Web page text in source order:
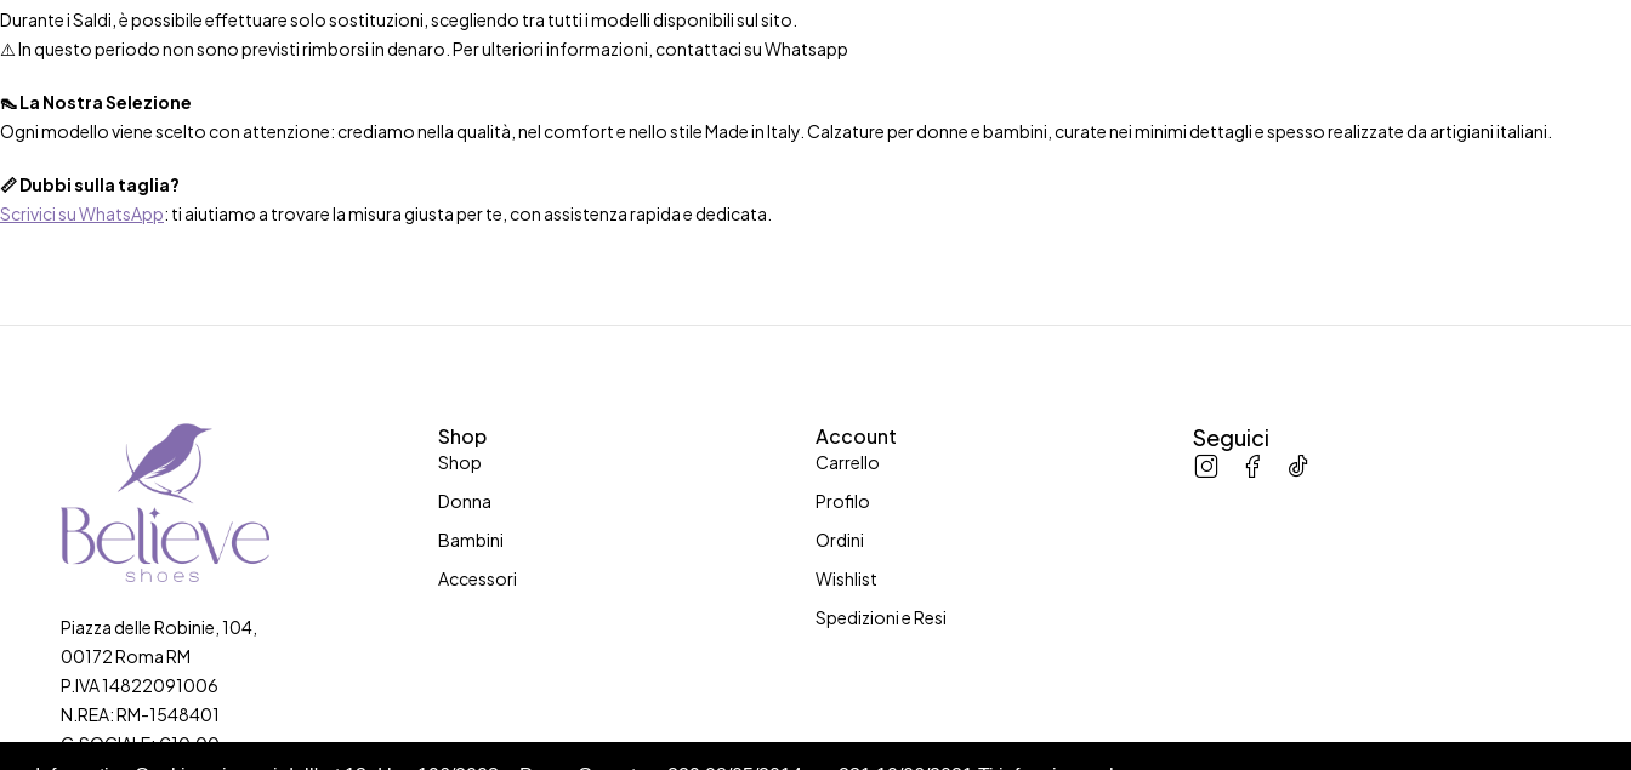
Durante i Saldi, è possibile effettuare solo sostituzioni, scegliendo tra tutti i modelli disponibili sul sito.
⚠️ In questo periodo non sono previsti rimborsi in denaro. Per ulteriori informazioni, contattaci su Whatsapp
👠 La Nostra Selezione
Ogni modello viene scelto con attenzione: crediamo nella qualità, nel comfort e nello stile Made in Italy. Calzature per donne e bambini, curate nei minimi dettagli e spesso realizzate da artigiani italiani.
📏 Dubbi sulla taglia?
Scrivici su WhatsApp: ti aiutiamo a trovare la misura giusta per te, con assistenza rapida e dedicata.
Piazza delle Robinie, 104,
00172 Roma RM
P.IVA 14822091006
N.REA: RM-1548401
C.SOCIALE: €10,00
Shop
Shop
Donna
Bambini
Accessori
Account
Carrello
Profilo
Ordini
Wishlist
Spedizioni e Resi
Seguici